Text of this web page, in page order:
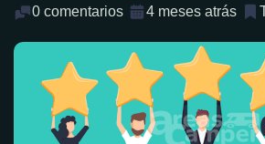
0 comentarios 4 meses atrás